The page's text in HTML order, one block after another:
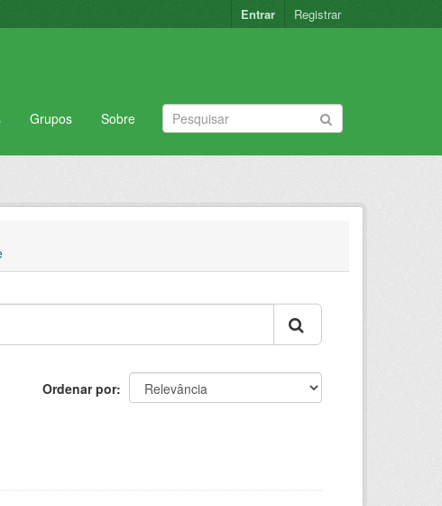
Entrar Registrar
Grupos Sobre
Ordenar por